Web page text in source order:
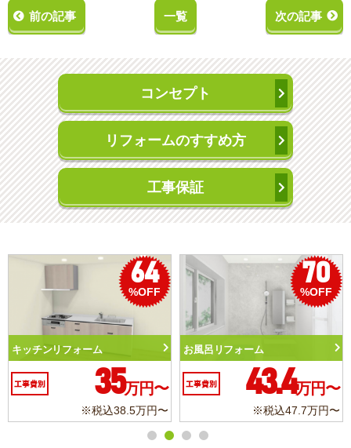
前の記事 一覧 次の記事
コンセプト
リフォームのすすめ方
工事保証
50
%OFF
トイレリフォーム
工事費別 10.3万円〜
※税込11.3万円〜
56
%OFF
洗面化粧台リフォーム
工事費別 6.2万円〜
※税込6.8万円〜